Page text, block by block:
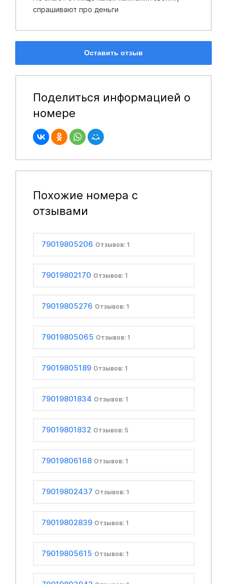
спрашивают про деньги
Оставить отзыв
Поделиться информацией о
номере
Похожие номера с
отзывами
79019805206 Отзывов: 1
79019802170 Отзывов: 1
79019805276 Отзывов: 1
79019805065 Отзывов: 1
79019805189 Отзывов: 1
79019801834 Отзывов: 1
79019801832 Отзывов: 5
79019806168 Отзывов: 1
79019802437 Отзывов: 1
79019802839 Отзывов: 1
79019805615 Отзывов: 1